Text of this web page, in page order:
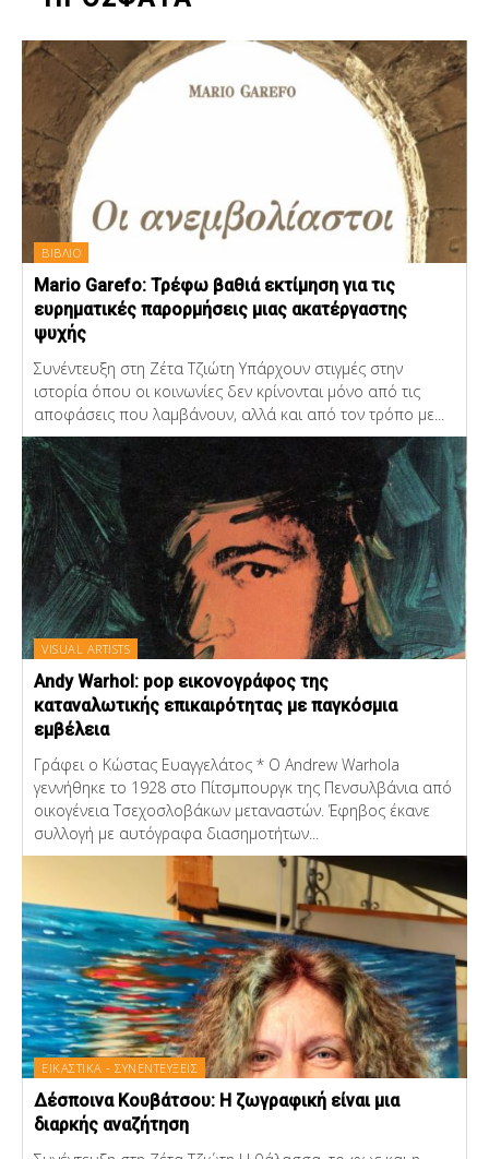
ΒΙΒΛΙΟ
Mario Garefo: Τρέφω βαθιά εκτίμηση για τις
ευρηματικές παρορμήσεις μιας ακατέργαστης
ψυχής
Συνέντευξη στη Ζέτα Τζιώτη Υπάρχουν στιγμές στην
ιστορία όπου οι κοινωνίες δεν κρίνονται μόνο από τις
αποφάσεις που λαμβάνουν, αλλά και από τον τρόπο με...
VISUAL ARTISTS
Andy Warhol: pop εικονογράφος της
καταναλωτικής επικαιρότητας με παγκόσμια
εμβέλεια
Γράφει ο Κώστας Ευαγγελάτος * Ο Andrew Warhola
γεννήθηκε το 1928 στο Πίτσμπουργκ της Πενσυλβάνια από
οικογένεια Τσεχοσλοβάκων μεταναστών. Έφηβος έκανε
συλλογή με αυτόγραφα διασημοτήτων...
ΕΙΚΑΣΤΙΚΑ - ΣΥΝΕΝΤΕΥΞΕΙΣ
Δέσποινα Κουβάτσου: Η ζωγραφική είναι μια
διαρκής αναζήτηση